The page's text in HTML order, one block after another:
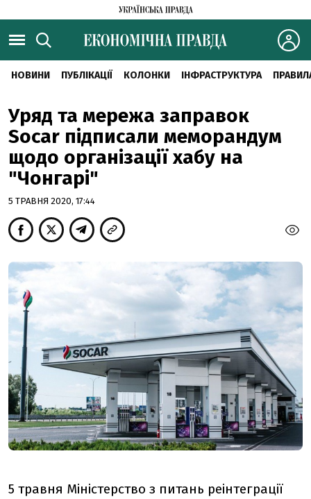
НОВИНИ ПУБЛІКАЦІЇ КОЛОНКИ ІНФРАСТРУКТУРА
Уряд та мережа заправок
Socar підписали меморандум
щодо організації хабу на
"Чонгарі"
5 ТРАВНЯ 2020, 17:44
5 травня Міністерство з питань реінтеграції